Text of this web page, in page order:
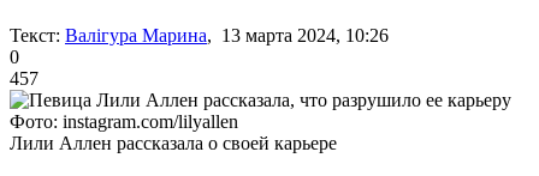
Текст: Валігура Марина, 13 марта 2024, 10:26
0
457
Фото: instagram.com/lilyallen
Лили Аллен рассказала о своей карьере